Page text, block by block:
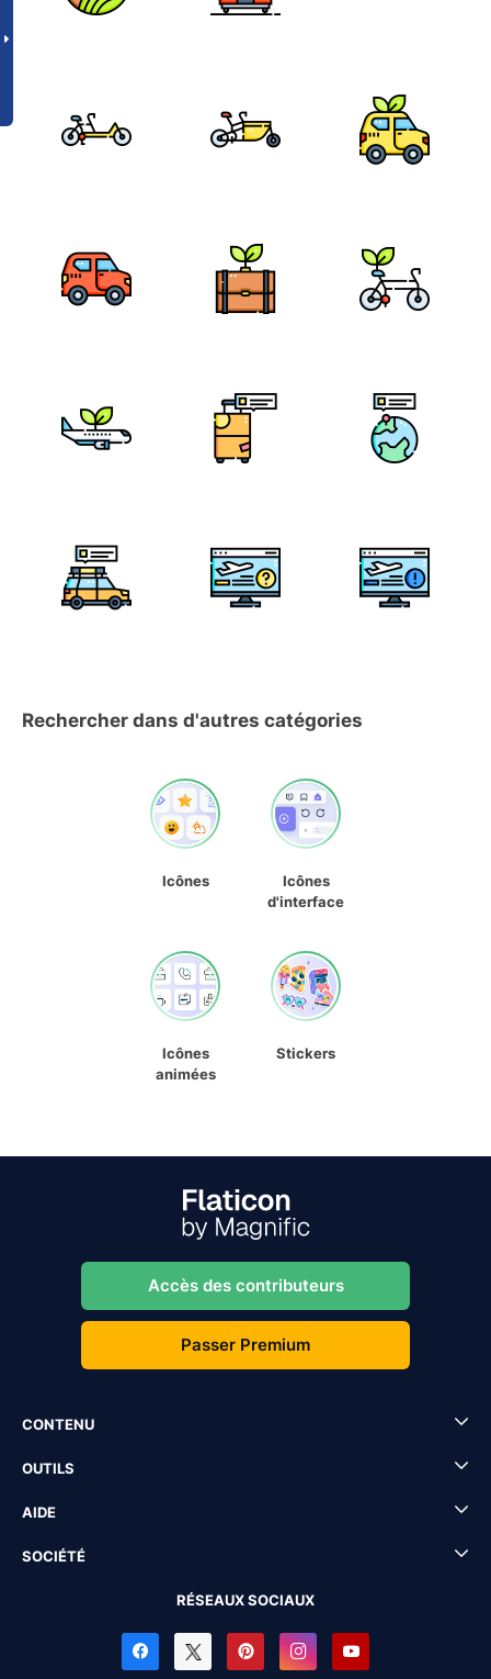
Rechercher dans d'autres catégories
Icônes
Icônes
d'interface
Icônes
animées
Stickers
Accès des contributeurs
Passer Premium
CONTENU
OUTILS
AIDE
SOCIÉTÉ
RÉSEAUX SOCIAUX